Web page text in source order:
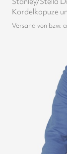
Kordelkapuze
Versand von bzw.